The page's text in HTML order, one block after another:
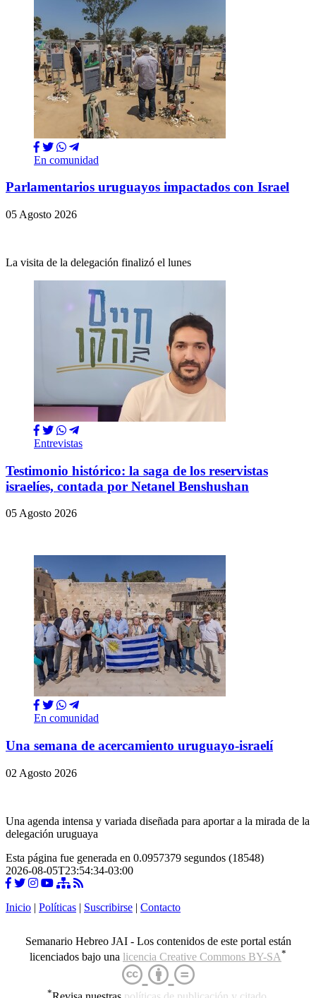
En comunidad
Parlamentarios uruguayos impactados con Israel
05 Agosto 2026
La visita de la delegación finalizó el lunes
Entrevistas
Testimonio histórico: la saga de los reservistas
israelíes, contada por Netanel Benshushan
05 Agosto 2026
En comunidad
Una semana de acercamiento uruguayo-israelí
02 Agosto 2026
Una agenda intensa y variada diseñada para aportar a la mirada de la
delegación uruguaya
Esta página fue generada en 0.0957379 segundos (18548)
2026-08-05T23:54:34-03:00
Inicio | Políticas | Suscribirse | Contacto
Semanario Hebreo JAI - Los contenidos de este portal están
licenciados bajo una licencia Creative Commons BY-SA*
*